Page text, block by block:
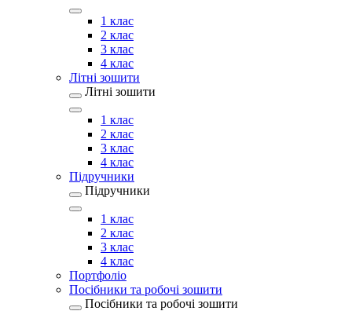
1 клас
2 клас
3 клас
4 клас
Літні зошити
Літні зошити
1 клас
2 клас
3 клас
4 клас
Підручники
Підручники
1 клас
2 клас
3 клас
4 клас
Портфоліо
Посібники та робочі зошити
Посібники та робочі зошити